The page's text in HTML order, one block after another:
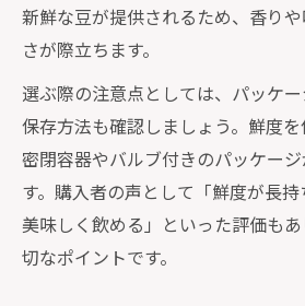
新鮮な豆が提供されるため、香り
さが際立ちます。
選ぶ際の注意点としては、パッケ
保存方法も確認しましょう。鮮度を
密閉容器やバルブ付きのパッケー
す。購入者の声として「鮮度が長
美味しく飲める」といった評価も
切なポイントです。